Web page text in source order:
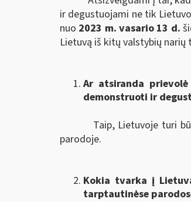
ir degustuojami ne tik
nuo 2023 m. vasario 13 d.
Lietuvą iš kitų valstybių narių
Ar atsiranda
demonstruoti ir
Taip, Lietuvoje turi
parodoje.
Kokia tvarka į
tarptautinėse